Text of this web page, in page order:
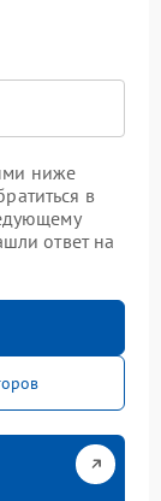
ниже
в
ответ на